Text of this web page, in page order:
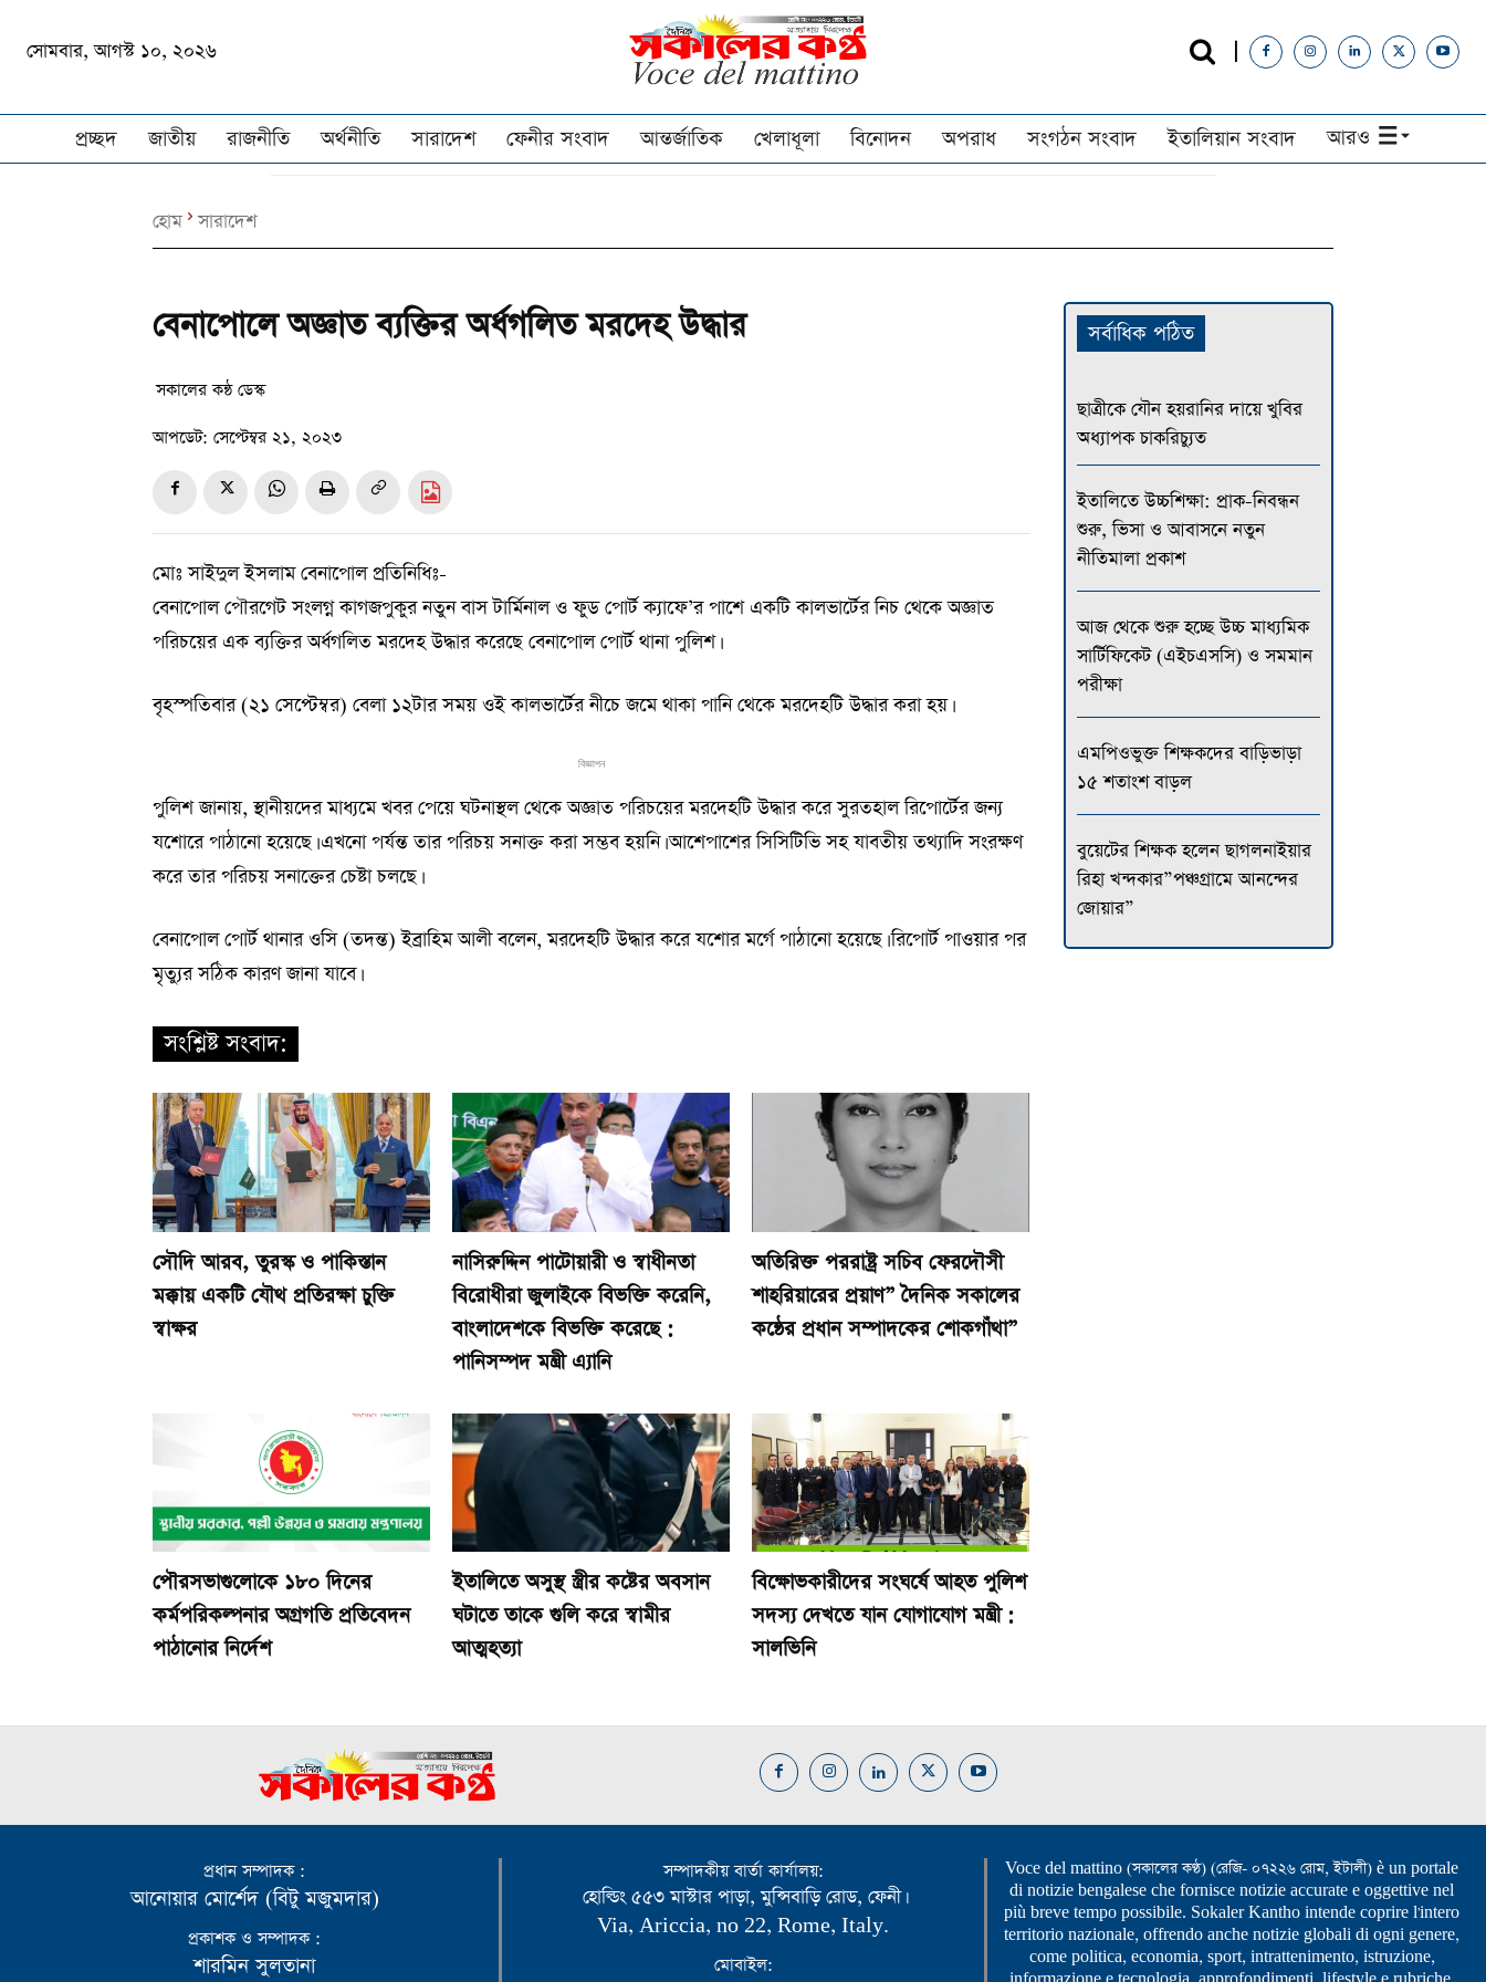
সোমবার, আগস্ট ১০, ২০২৬
প্রচ্ছদ জাতীয় রাজনীতি অর্থনীতি সারাদেশ ফেনীর সংবাদ আন্তর্জাতিক খেলাধূলা বিনোদন অপরাধ সংগঠন সংবাদ ইতালিয়ান সংবাদ আরও
হোম সারাদেশ
বেনাপোলে অজ্ঞাত ব্যক্তির অর্ধগলিত মরদেহ উদ্ধার
সকালের কন্ঠ ডেস্ক
আপডেট: সেপ্টেম্বর ২১, ২০২৩
মোঃ সাইদুল ইসলাম বেনাপোল প্রতিনিধিঃ-
বেনাপোল পৌরগেট সংলগ্ন কাগজপুকুর নতুন বাস টার্মিনাল ও ফুড পোর্ট ক্যাফে’র পাশে একটি কালভার্টের নিচ থেকে অজ্ঞাত
পরিচয়ের এক ব্যক্তির অর্ধগলিত মরদেহ উদ্ধার করেছে বেনাপোল পোর্ট থানা পুলিশ।
বৃহস্পতিবার (২১ সেপ্টেম্বর) বেলা ১২টার সময় ওই কালভার্টের নীচে জমে থাকা পানি থেকে মরদেহটি উদ্ধার করা হয়।
বিজ্ঞাপন
পুলিশ জানায়, স্থানীয়দের মাধ্যমে খবর পেয়ে ঘটনাস্থল থেকে অজ্ঞাত পরিচয়ের মরদেহটি উদ্ধার করে সুরতহাল রিপোর্টের জন্য
যশোরে পাঠানো হয়েছে। এখনো পর্যন্ত তার পরিচয় সনাক্ত করা সম্ভব হয়নি। আশেপাশের সিসিটিভি সহ যাবতীয় তথ্যাদি সংরক্ষণ
করে তার পরিচয় সনাক্তের চেষ্টা চলছে।
বেনাপোল পোর্ট থানার ওসি (তদন্ত) ইব্রাহিম আলী বলেন, মরদেহটি উদ্ধার করে যশোর মর্গে পাঠানো হয়েছে। রিপোর্ট পাওয়ার পর
মৃত্যুর সঠিক কারণ জানা যাবে।
সংশ্লিষ্ট সংবাদ:
সৌদি আরব, তুরস্ক ও পাকিস্তান
মক্কায় একটি যৌথ প্রতিরক্ষা চুক্তি
স্বাক্ষর
নাসিরুদ্দিন পাটোয়ারী ও স্বাধীনতা
বিরোধীরা জুলাইকে বিভক্তি করেনি,
বাংলাদেশকে বিভক্তি করেছে :
পানিসম্পদ মন্ত্রী এ্যানি
অতিরিক্ত পররাষ্ট্র সচিব ফেরদৌসী
শাহরিয়ারের প্রয়াণ” দৈনিক সকালের
কন্ঠের প্রধান সম্পাদকের শোকগাঁথা”
পৌরসভাগুলোকে ১৮০ দিনের
কর্মপরিকল্পনার অগ্রগতি প্রতিবেদন
পাঠানোর নির্দেশ
ইতালিতে অসুস্থ স্ত্রীর কষ্টের অবসান
ঘটাতে তাকে গুলি করে স্বামীর
আত্মহত্যা
বিক্ষোভকারীদের সংঘর্ষে আহত পুলিশ
সদস্য দেখতে যান যোগাযোগ মন্ত্রী :
সালভিনি
সর্বাধিক পঠিত
ছাত্রীকে যৌন হয়রানির দায়ে খুবির
অধ্যাপক চাকরিচ্যুত
ইতালিতে উচ্চশিক্ষা: প্রাক-নিবন্ধন
শুরু, ভিসা ও আবাসনে নতুন
নীতিমালা প্রকাশ
আজ থেকে শুরু হচ্ছে উচ্চ মাধ্যমিক
সার্টিফিকেট (এইচএসসি) ও সমমান
পরীক্ষা
এমপিওভুক্ত শিক্ষকদের বাড়িভাড়া
১৫ শতাংশ বাড়ল
বুয়েটের শিক্ষক হলেন ছাগলনাইয়ার
রিহা খন্দকার”পঞ্চগ্রামে আনন্দের
জোয়ার”
প্রধান সম্পাদক :
আনোয়ার মোর্শেদ (বিটু মজুমদার)
প্রকাশক ও সম্পাদক :
শারমিন সুলতানা
সম্পাদকীয় বার্তা কার্যালয়:
হোল্ডিং ৫৫৩ মাস্টার পাড়া, মুন্সিবাড়ি রোড, ফেনী।
Via, Ariccia, no 22, Rome, Italy.
মোবাইল:
Voce del mattino (সকালের কণ্ঠ) (রেজি- ০৭২২৬ রোম, ইটালী) è un portale
di notizie bengalese che fornisce notizie accurate e oggettive nel
più breve tempo possibile. Sokaler Kantho intende coprire l'intero
territorio nazionale, offrendo anche notizie globali di ogni genere,
come politica, economia, sport, intrattenimento, istruzione,